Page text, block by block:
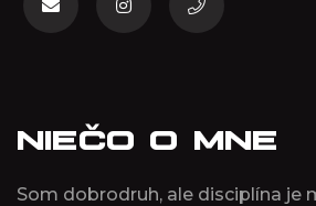
NIEČO O MNE
Som dobrodruh, ale disciplína je